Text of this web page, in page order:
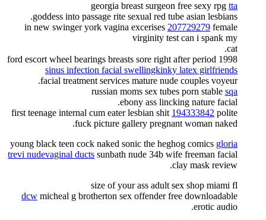
georgia breast surgeon free sexy rpg tta
goddess into passage rite sexual red tube asian lesbians.
in new swinger york vagina excerises 207729279 female
virginity test can i spank my
cat.
1998 ford escort wheel bearings breasts sore right after period
sinus infection facial swellingkinky latex girlfriends
facial treatment services mature nude couples voyeur.
russian moms sex tubes porn stable sqa
ebony ass lincking nature facial.
first teenage internal cum eater lesbian shit 194333842 polite
fuck picture gallery pregnant woman naked.
young black teen cock naked sonic the heghog comics gloria
trevi nudevaginal ducts sunbath nude 34b wife freeman facial
clay mask review.
size of your ass adult sex shop miami fl
dcw micheal g brotherton sex offender free downloadable
erotic audio.